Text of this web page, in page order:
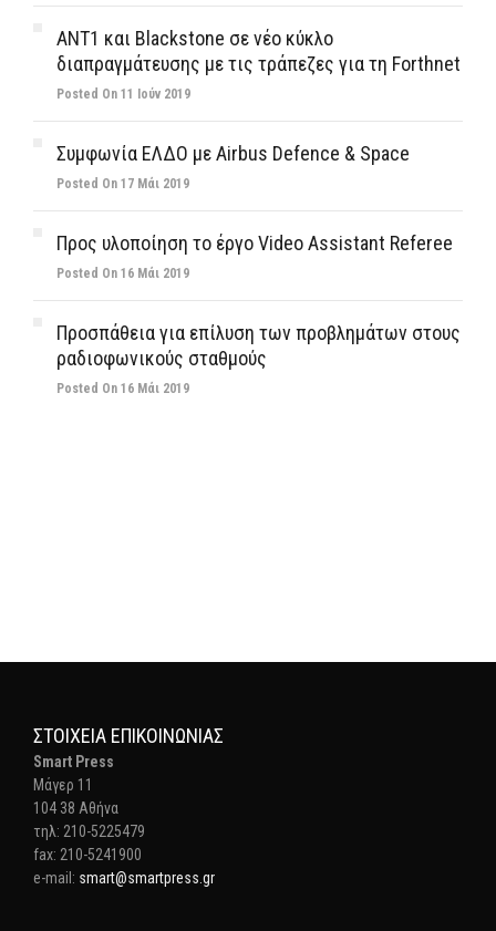
ΑΝΤ1 και Blackstone σε νέο κύκλο
διαπραγμάτευσης με τις τράπεζες για τη Forthnet
Posted On 11 Ιούν 2019
Συμφωνία ΕΛΔΟ με Airbus Defence & Space
Posted On 17 Μάι 2019
Προς υλοποίηση το έργο Video Assistant Referee
Posted On 16 Μάι 2019
Προσπάθεια για επίλυση των προβλημάτων στους
ραδιοφωνικούς σταθμούς
Posted On 16 Μάι 2019
ΣΤΟΙΧΕΊΑ ΕΠΙΚΟΙΝΩΝΊΑΣ
Smart Press
Mάγερ 11
104 38 Αθήνα
τηλ: 210-5225479
fax: 210-5241900
e-mail: smart@smartpress.gr